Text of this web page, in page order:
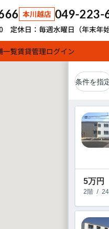
本川越店 049-223-
定休日：毎週水曜日（年末年始
一覧賃貸管理ログイン
条件を指
5万円
2階 /